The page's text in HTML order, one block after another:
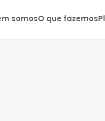
somosO que fazemos